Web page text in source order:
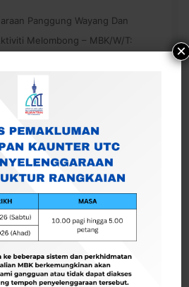
Panggung Wayang Dan
Melombong – MBK/W/T:
Semula Sebahagian Struktur
Bijih Timah Dan Gerai Secara
W/T : 03/2024
×